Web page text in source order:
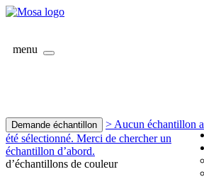
menu
Demande échantillon
> Aucun échantillon a
été sélectionné. Merci de chercher un
échantillon d’abord.
d’échantillons de couleur